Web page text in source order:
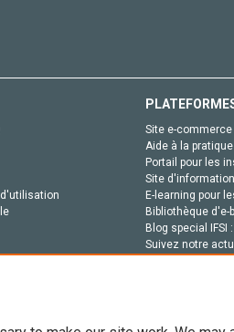
Site e-commerce
Aide à la
Portail pour les
Site
E-learning pour
Bibliothèque d'e-
Blog special IFSI :
Suivez notre